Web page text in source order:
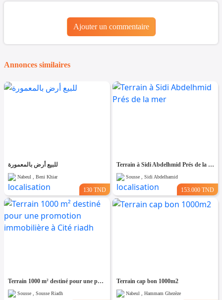
Ajouter un commentaire
Annonces similaires
للبيع أرض بالمعمورة
Nabeul , Beni Khiar
130 TND
Terrain à Sidi Abdelhmid Prés de la mer
Sousse , Sidi Abdelhamid
153.000 TND
Terrain 1000 m² destiné pour une promotion immobilière à Cité riadh
Sousse , Sousse Riadh
Terrain cap bon 1000m2
Nabeul , Hammam Ghezèze